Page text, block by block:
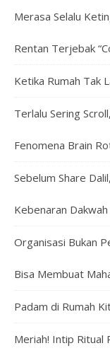
Merasa Selalu
Rentan Terjebak
Ketika Rumah Tak
Terlalu Sering
Fenomena Brain
Sebelum Share
Kebenaran
Organisasi Bukan
Bisa Membuat
Padam di Rumah
Meriah! Intip Ritual